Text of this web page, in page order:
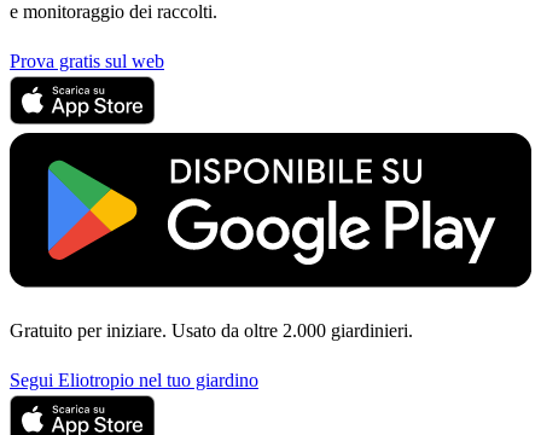
e monitoraggio dei raccolti.
Prova gratis sul web
Gratuito per iniziare. Usato da oltre 2.000 giardinieri.
Segui Eliotropio nel tuo giardino